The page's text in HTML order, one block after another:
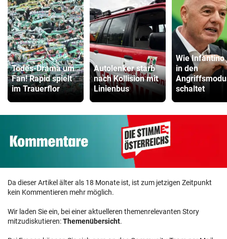
Todes-Drama um
Fan! Rapid spielt
im Trauerflor
Autolenker starb
nach Kollision mit
Linienbus
Wie Infantino
in den
schaltet
Da dieser Artikel älter als 18 Monate ist, ist zum jetzigen Zeitpunkt
kein Kommentieren mehr möglich.
Wir laden Sie ein, bei einer aktuelleren themenrelevanten Story
mitzudiskutieren:Themenübersicht.